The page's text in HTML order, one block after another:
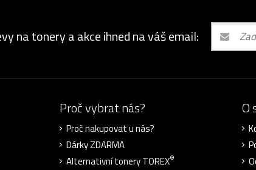
na tonery a akce ihned na váš email:
Proč vybrat nás?
Proč nakupovat u nás?
Dárky ZDARMA
Alternativní tonery TOREX®
O